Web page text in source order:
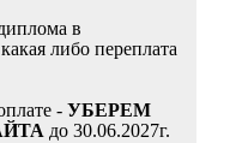
в
либо переплата
- УБЕРЕМ
до 30.06.2027г.